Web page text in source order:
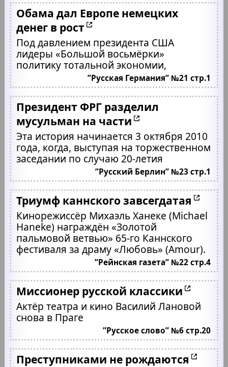
Обама дал Европе немецких
денег в рост
Под давлением президента США
лидеры «Большой восьмёрки»
политику тотальной экономии,
”Русская Германия” №21 стр.1
Президент ФРГ разделил
мусульман на части
Эта история начинается 3 октября 2010
года, когда, выступая на торжественном
заседании по случаю 20-летия
”Русский Берлин” №23 стр.1
Триумф каннского завсегдатая
Кинорежиссёр Михаэль Ханеке (Michael
Haneke) награждён «Золотой
пальмовой ветвью» 65-го Каннского
фестиваля за драму «Любовь» (Amour).
”Рейнская газета” №22 стр.4
Миссионер русской классики
Актёр театра и кино Василий Лановой
снова в Праге
”Русское слово” №6 стр.20
Преступниками не рождаются